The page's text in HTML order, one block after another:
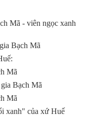
Mã - viên ngọc xanh
Bạch Mã
Mã
Bạch Mã
Mã
xanh" của xứ Huế